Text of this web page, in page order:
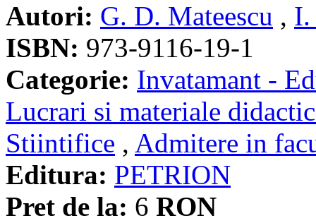
Autori: G. D. Mateescu , I.
ISBN: 973-9116-19-1
Categorie: Invatamant -
Lucrari si materiale
Stiintifice , Admitere in
Editura: PETRION
Pret de la: 6 RON